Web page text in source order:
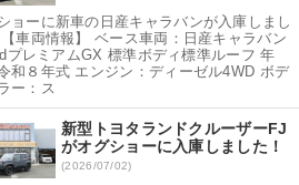
ョーに新車の日産キャラバンが入庫しまし
車両情報】 ベース車両：日産キャラバン
プレミアムGX 標準ボディ標準ルーフ 年
和８年式 エンジン：ディーゼル4WD ボデ
ー：ス
新型トヨタランドクルーザーFJ
がオグショーに入庫しました！
(2026/07/02)